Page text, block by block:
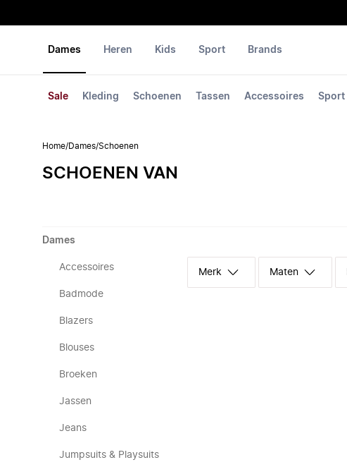
Dames
Sale Kleding Schoenen Tassen Accessoires Sport
Heren Kids Sport Brands
Home/Dames/Schoenen
SCHOENEN VAN
Dames
Accessoires
Badmode
Blazers
Blouses
Broeken
Jassen
Jeans
Jumpsuits & Playsuits
Merk Maten